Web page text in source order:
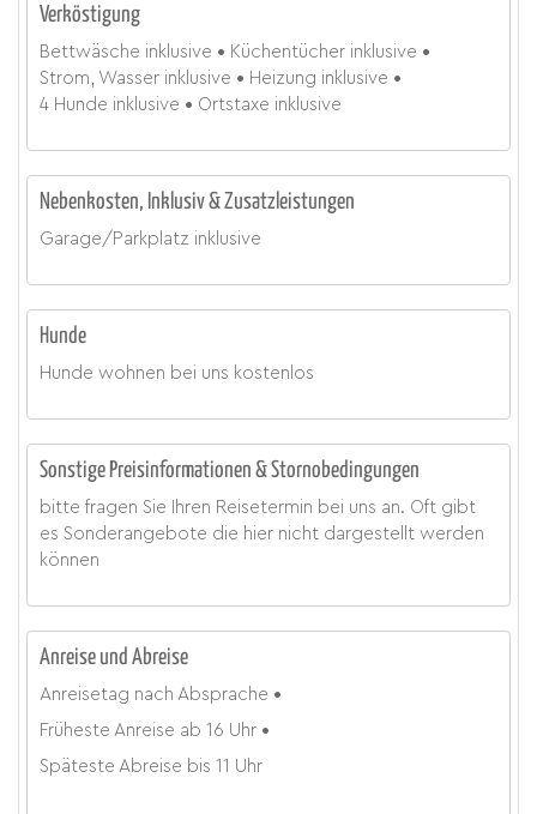
Verköstigung
Bettwäsche inklusive Küchentücher inklusive
Strom, Wasser inklusive Heizung inklusive
4 Hunde inklusive Ortstaxe inklusive
Nebenkosten, Inklusiv & Zusatzleistungen
Garage/Parkplatz inklusive
Hunde
Hunde wohnen bei uns kostenlos
Sonstige Preisinformationen & Stornobedingungen
bitte fragen Sie Ihren Reisetermin bei uns an. Oft gibt
es Sonderangebote die hier nicht dargestellt werden
können
Anreise und Abreise
Anreisetag nach Absprache
Früheste Anreise ab 16 Uhr
Späteste Abreise bis 11 Uhr